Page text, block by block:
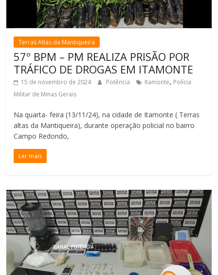
Terras Altas da Mantiqueira
57º BPM – PM REALIZA PRISÃO POR
TRÁFICO DE DROGAS EM ITAMONTE
15 de novembro de 2024 Potência Itamonte, Polícia
Militar de Minas Gerais
Na quarta- feira (13/11/24), na cidade de Itamonte ( Terras
altas da Mantiqueira), durante operação policial no bairro
Campo Redondo,
Ler mais